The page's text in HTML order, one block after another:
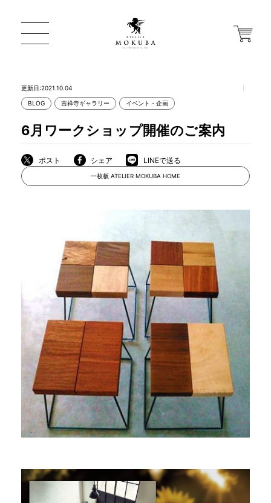
店舗から探す
MOKUBA について
商品情報
直営店
イベント
WEBカタログ
新入荷情報
更新日:2021.10.04
BLOG 吉祥寺ギャラリー イベント・企画
6月ワークショップ開催のご案内
ポスト シェア LINEで送る
一枚板 ATELIER MOKUBA HOME